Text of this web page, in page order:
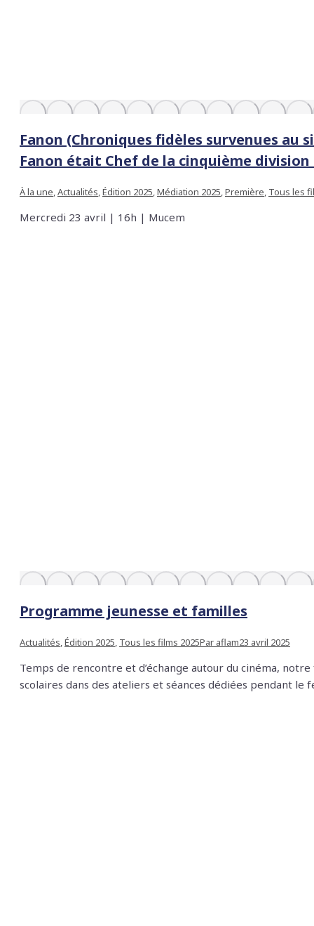
Fanon (Chroniques fidèles survenues au
Fanon était Chef de la cinquième division
À la une,Actualités,Édition 2025,Médiation 2025,Première, Tous les
Mercredi 23 avril | 16h | Mucem
Programme jeunesse et familles
Actualités,Édition 2025, Tous les films 2025Par aflam23 avril 2025
Temps de rencontre et d’échange autour du cinéma,
scolaires dans des ateliers et séances dédiées pendant